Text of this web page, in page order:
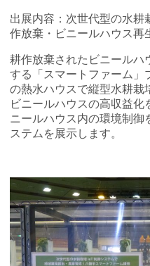
出展内容：次世代型の水耕
作放棄・ビニールハウス再
耕作放棄されたビニールハ
する「スマートファーム」
の熱水ハウスで縦型水耕栽
ビニールハウスの高収益
ニールハウス内の環境制御
ステムを展示します。